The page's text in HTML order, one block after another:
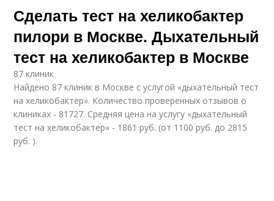
Сделать тест на хеликобактер
пилори в Москве. Дыхательный
тест на хеликобактер в Москве
87 клиник
Найдено 87 клиник в Москве с услугой «дыхательный тест
на хеликобактер». Количество проверенных отзывов о
клиниках - 81727. Средняя цена на услугу «дыхательный
тест на хеликобактер» - 1861 руб. (от 1100 руб. до 2815
руб. ).